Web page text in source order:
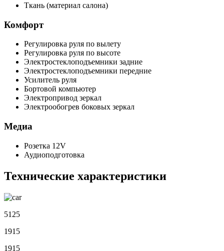
Ткань (материал салона)
Комфорт
Регулировка руля по вылету
Регулировка руля по высоте
Электростеклоподъемники задние
Электростеклоподъемники передние
Усилитель руля
Бортовой компьютер
Электропривод зеркал
Электрообогрев боковых зеркал
Медиа
Розетка 12V
Аудиоподготовка
Технические характеристики
5125
1915
1915